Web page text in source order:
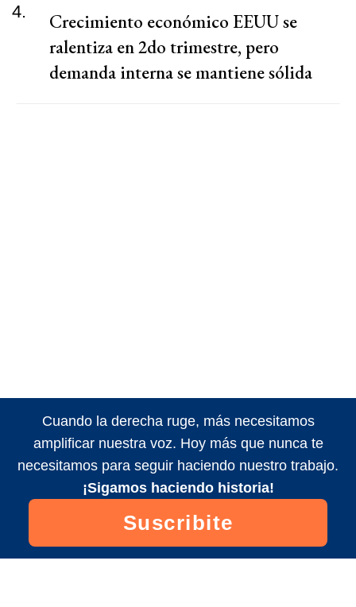
4.
Crecimiento económico EEUU se
ralentiza en 2do trimestre, pero
demanda interna se mantiene sólida
Cuando la derecha ruge, más necesitamos
amplificar nuestra voz. Hoy más que nunca te
necesitamos para seguir haciendo nuestro trabajo.
¡Sigamos haciendo historia!
Suscribite